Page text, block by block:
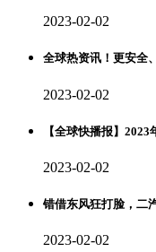
2023-02-02
全球热资讯！更安全
2023-02-02
【全球快播报】
2023-02-02
错借东风狂打脸，二
2023-02-02